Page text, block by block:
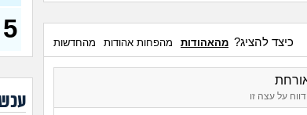
כיצד להציג? מהאהודות מהפחות אהודות מהחדשות
דווח על עצה זו
29)
5